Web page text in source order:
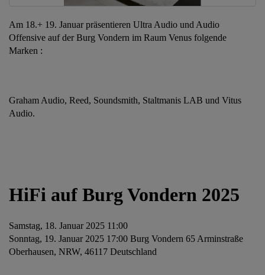
Am 18.+ 19. Januar präsentieren Ultra Audio und Audio
Offensive auf der Burg Vondern im Raum Venus folgende
Marken :
Graham Audio, Reed, Soundsmith, Staltmanis LAB und Vitus
Audio.
HiFi auf Burg Vondern 2025
Samstag, 18. Januar 2025 11:00
Sonntag, 19. Januar 2025 17:00 Burg Vondern 65 Arminstraße
Oberhausen, NRW, 46117 Deutschland